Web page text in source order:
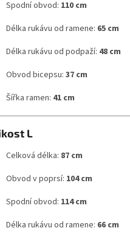
Spodní obvod: 110 cm
Délka rukávu od ramene: 65 cm
Délka rukávu od podpaží: 48 cm
Obvod bicepsu: 37 cm
Šířka ramen: 41 cm
L
Celková délka: 87 cm
Obvod v poprsí: 104 cm
Spodní obvod: 114 cm
Délka rukávu od ramene: 66 cm